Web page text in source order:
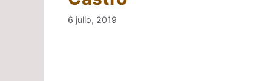
6 julio, 2019